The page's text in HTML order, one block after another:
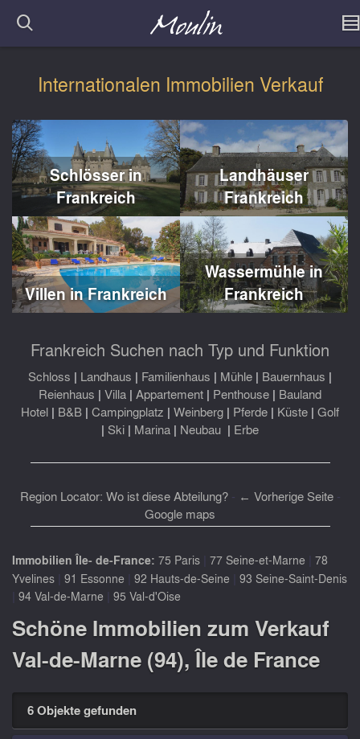
Internationalen Immobilien Verkauf
Schlösser in
Frankreich
Landhäuser
Frankreich
Villen in Frankreich
Wassermühle in
Frankreich
Frankreich Suchen nach Typ und Funktion
Schloss | Landhaus | Familienhaus | Mühle | Bauernhaus |
Reienhaus | Villa | Appartement | Penthouse | Bauland
Hotel | B&B | Campingplatz | Weinberg | Pferde | Küste | Golf
| Ski | Marina | Neubau | Erbe
Region Locator: Wo ist diese Abteilung?- ← Vorherige Seite-
Google maps
Immobilien Île- de-France: 75 Paris 77 Seine-et-Marne
78
Yvelines 91 Essonne 92 Hauts-de-Seine 93 Seine-Saint-Denis
94 Val-de-Marne 95 Val-d'Oise
Schöne Immobilien zum Verkauf
Val-de-Marne (94), Île de France
6 Objekte gefunden